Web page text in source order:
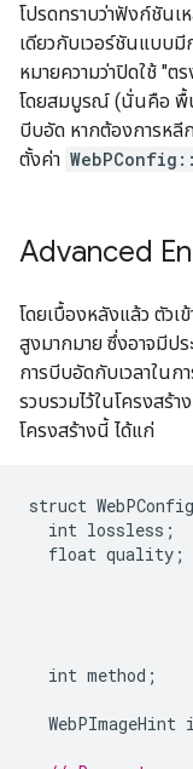
โปรดทราบว่าฟังก์ชันเ
เดียวกับเวอร์ชันแบบ
หมายความว่าปิดใช้ "ต
โดยสมบูรณ์ (นั่นคือ พื้
บีบอัด หากต้องการหลี
ตั้งค่า
Advanced
โดยเบื้องหลังแล้ว ตัวเ
สูงมากมาย ซึ่งอาจมีป
การบีบอัดกับเวลาในก
รวบรวมไว้ในโครงสร้าง
โครงสร้างนี้ ได้แก่
struct WebPConfig
int lossless ;
float quality ;
int method ;
WebPImageHint